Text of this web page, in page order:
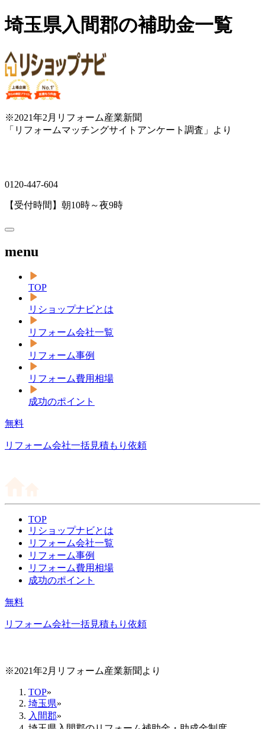
埼玉県入間郡の補助金一覧
※2021年2月リフォーム産業新聞
「リフォームマッチングサイトアンケート調査」より
0120-447-604
【受付時間】朝10時～夜9時
menu
TOP
リショップナビとは
リフォーム会社一覧
リフォーム事例
リフォーム費用相場
成功のポイント
無料
リフォーム会社一括見積もり依頼
TOP
リショップナビとは
リフォーム会社一覧
リフォーム事例
リフォーム費用相場
成功のポイント
無料
リフォーム会社一括見積もり依頼
※2021年2月リフォーム産業新聞より
TOP»
埼玉県»
入間郡»